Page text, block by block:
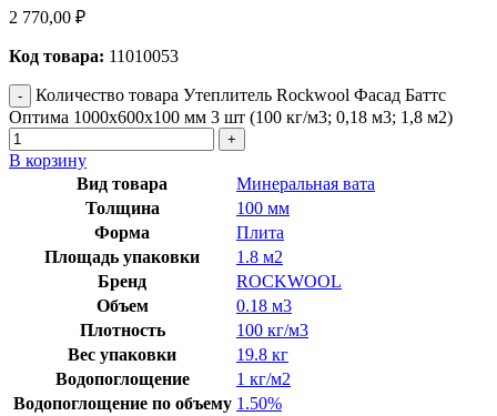
2 770,00 ₽
Код товара: 11010053
Количество товара Утеплитель Rockwool Фасад Баттс
Оптима 1000х600х100 мм 3 шт (100 кг/м3; 0,18 м3; 1,8 м2)
В корзину
Вид товара
Минеральная вата
Толщина
100 мм
Форма
Плита
Площадь упаковки
1.8 м2
Бренд
ROCKWOOL
Объем
0.18 м3
Плотность
100 кг/м3
Вес упаковки
19.8 кг
Водопоглощение
1 кг/м2
Водопоглощение по объему 1.50%